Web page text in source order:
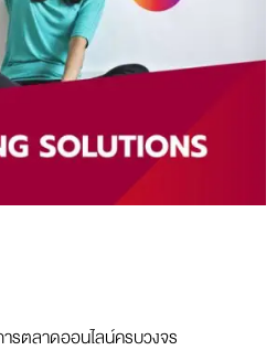
รตลาดออนไลน์ครบวงจร